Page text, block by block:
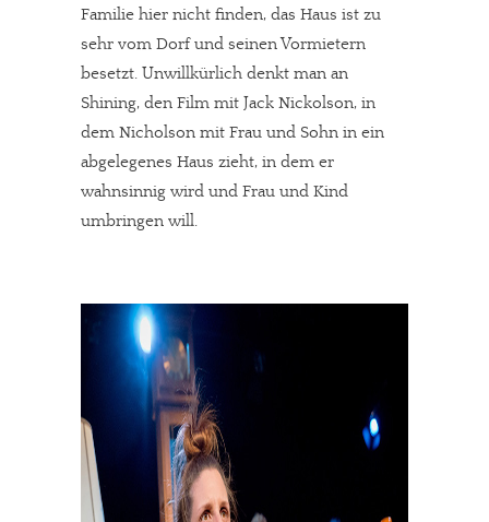
Familie hier nicht finden, das Haus ist zu
sehr vom Dorf und seinen Vormietern
besetzt. Unwillkürlich denkt man an
Shining, den Film mit Jack Nickolson, in
dem Nicholson mit Frau und Sohn in ein
abgelegenes Haus zieht, in dem er
wahnsinnig wird und Frau und Kind
umbringen will.